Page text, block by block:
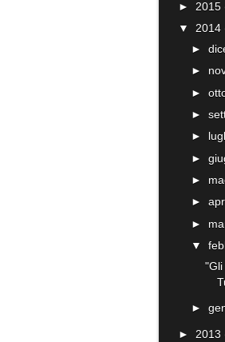
► 2015
▼ 2014
►
►
►
►
►
►
►
►
►
▼
"Gli
►
► 2013